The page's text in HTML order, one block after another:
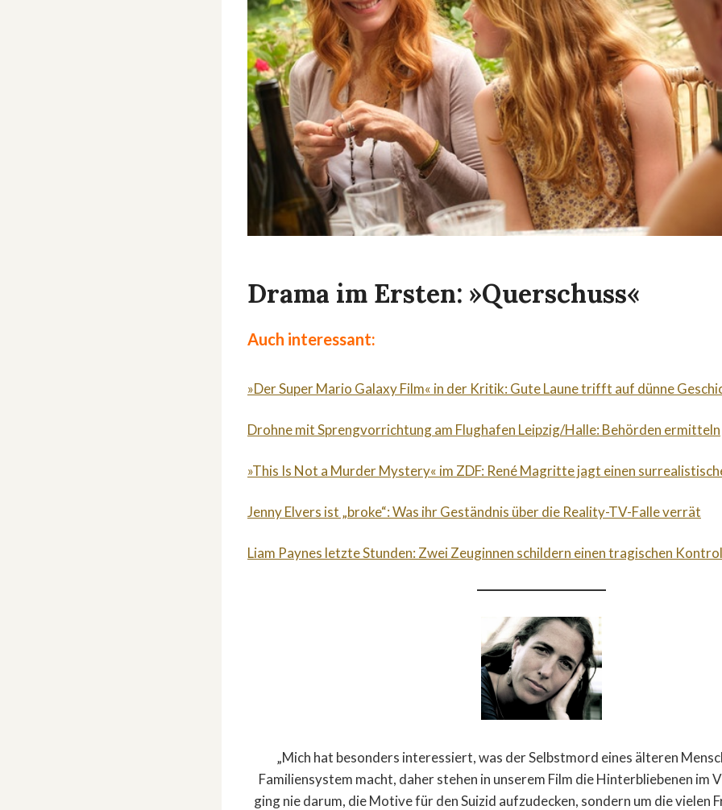
Drama im Ersten: »Querschuss«
Auch interessant:
»Der Super Mario Galaxy Film« in der Kritik: Gute Laune trifft auf dünne
Drohne mit Sprengvorrichtung am Flughafen Leipzig/Halle: Behörden ermitteln
»This Is Not a Murder Mystery« im ZDF: René Magritte jagt einen
Jenny Elvers ist „broke“: Was ihr Geständnis über die Reality-TV-Falle verrät
Liam Paynes letzte Stunden: Zwei Zeuginnen schildern einen tragischen
„Mich hat besonders interessiert, was der Selbstmord eines älteren
Familiensystem macht, daher stehen in unserem Film die Hinterbliebenen im
ging nie darum, die Motive für den Suizid aufzudecken, sondern um die vielen